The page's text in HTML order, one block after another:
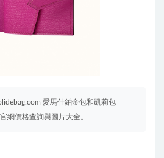
愛馬仕鉑金包和凱莉包
網價格查詢與圖片大全。